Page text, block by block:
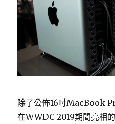
除了公佈16吋MacBook
在WWDC 2019期間亮相